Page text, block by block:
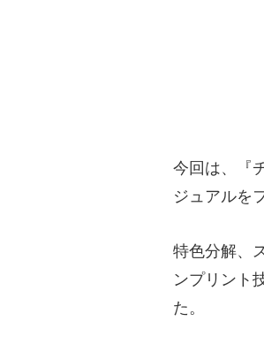
今回は、『
ジュアルを
特色分解、
ンプリント
た。